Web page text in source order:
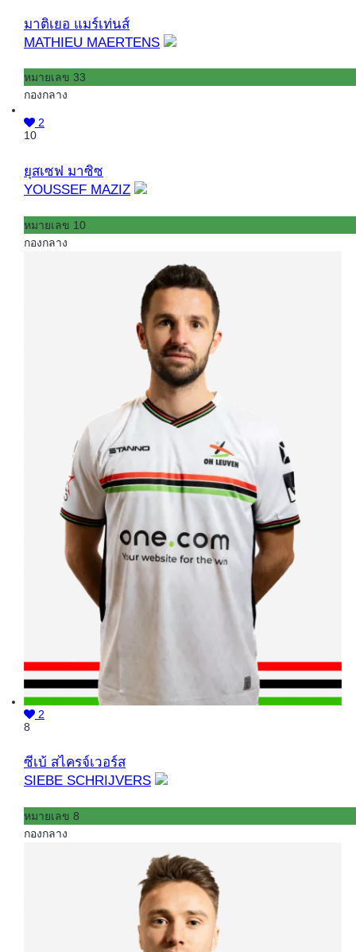
มาติเยอ แมร์เท่นส์
MATHIEU MAERTENS
หมายเลข 33
กองกลาง
2
10
ยุสเซฟ มาซิซ
YOUSSEF MAZIZ
หมายเลข 10
กองกลาง
2
8
ซีเบ้ สไครจ์เวอร์ส
SIEBE SCHRIJVERS
หมายเลข 8
กองกลาง